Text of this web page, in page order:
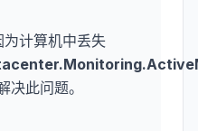
计算机中丢失
决此问题。